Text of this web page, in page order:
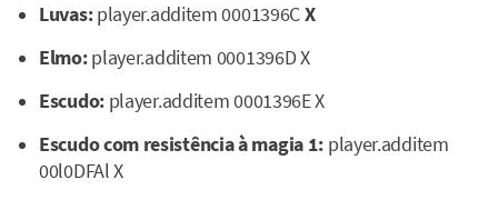
Luvas:player.additem 0001396CX
Elmo:player.additem 0001396D X
Escudo: player.additem 0001396E X
Escudo com resistência à magia 1: player.additem
00l0DFAl X